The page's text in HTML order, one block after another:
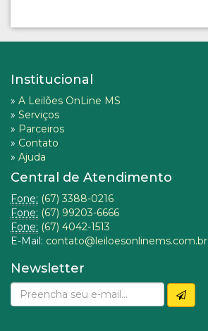
Institucional
» A Leilões OnLine MS
» Serviços
» Parceiros
» Contato
» Ajuda
Central de Atendimento
Fone: (67) 3388-0216
Fone: (67) 99203-6666
Fone: (67) 4042-1513
E-Mail: contato@leiloesonlinems.com.br
Newsletter